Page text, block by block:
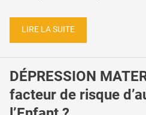
LIRE LA SUITE
DÉPRESSION
facteur de risque